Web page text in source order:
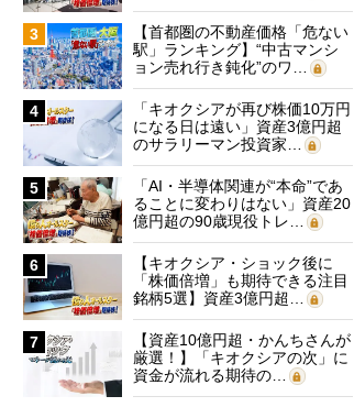
3
【首都圏の不動産価格「危ない
駅」ランキング】“中古マンシ
ョン売れ行き鈍化”のワ…
4
「キオクシアが再び株価10万円
になる日は遠い」資産3億円超
のサラリーマン投資家…
5
「AI・半導体関連が“本命”であ
ることに変わりはない」資産20
億円超の90歳現役トレ…
6
【キオクシア・ショック後に
「株価倍増」も期待できる注目
銘柄5選】資産3億円超…
7
【資産10億円超・かんちさんが
厳選！】「キオクシアの次」に
資金が流れる期待の…